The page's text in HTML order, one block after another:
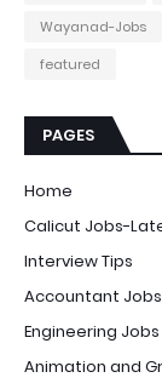
Wayanad-Jobs
featured
PAGES
Home
Calicut Jobs-
Interview Tips
Accountant Jobs
Engineering Jobs
Animation and